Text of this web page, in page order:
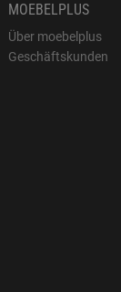
MOEBELPLUS
Über moebelplus
Geschäftskunden